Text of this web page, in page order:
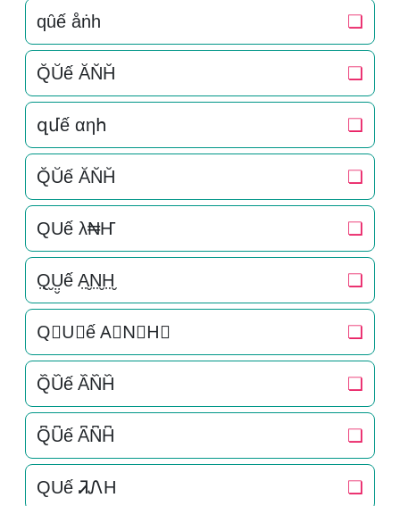
qȗế åṅһ ❏
Q̆Ŭế ĂN̆H̆ ❏
զմế αηհ ❏
Q̆Ŭế ĂN̆H̆ ❏
QUế λ₦Ҥ ❏
Q̤̮Ṳ̮ế A̤̮N̤̮H̤̮ ❏
Q⃘U⃘ế A⃘N⃘H⃘ ❏
Q᷈U᷈ế A᷈N᷈H᷈ ❏
Q͆U͆ế A͆N͆H͆ ❏
QUế ᏘᏁH ❏